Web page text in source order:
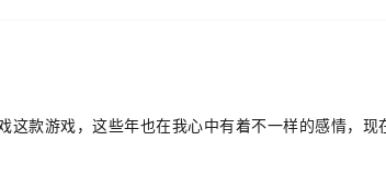
这款游戏，这些年也在我心中有着不一样的感情，